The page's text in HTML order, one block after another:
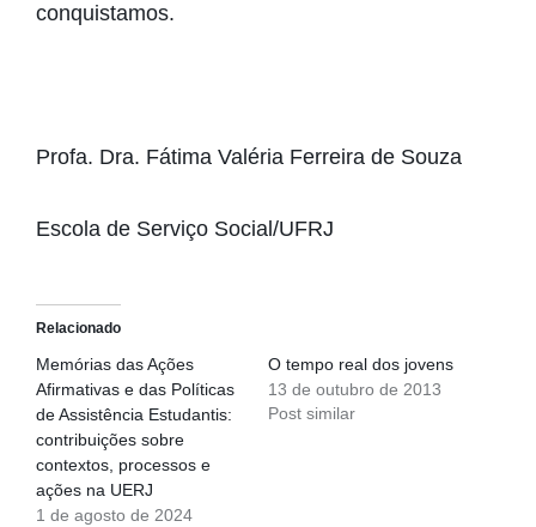
conquistamos.
Profa. Dra. Fátima Valéria Ferreira de Souza
Escola de Serviço Social/UFRJ
Relacionado
Memórias das Ações
Afirmativas e das Políticas
de Assistência Estudantis:
contribuições sobre
contextos, processos e
ações na UERJ
1 de agosto de 2024
O tempo real dos jovens
13 de outubro de 2013
Post similar